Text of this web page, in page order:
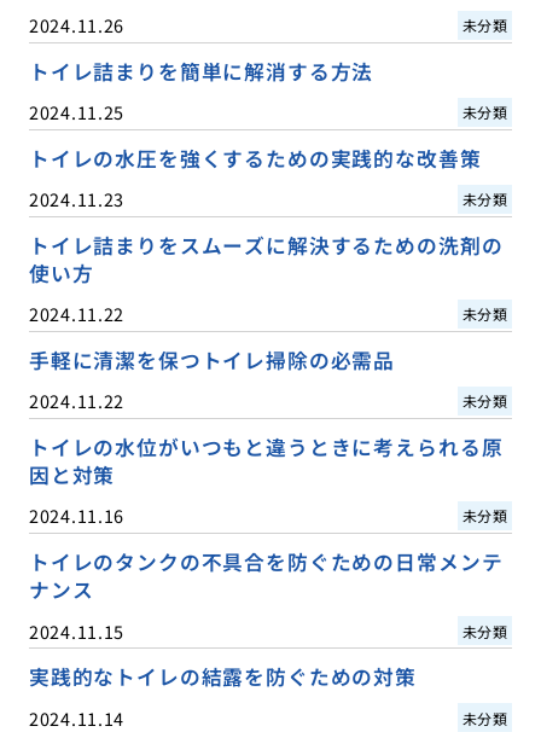
2024.11.26 未分類
トイレ詰まりを簡単に解消する方法
2024.11.25 未分類
トイレの水圧を強くするための実践的な改善策
2024.11.23 未分類
トイレ詰まりをスムーズに解決するための洗剤の
使い方
2024.11.22 未分類
手軽に清潔を保つトイレ掃除の必需品
2024.11.22 未分類
トイレの水位がいつもと違うときに考えられる原
因と対策
2024.11.16 未分類
トイレのタンクの不具合を防ぐための日常メンテ
ナンス
2024.11.15 未分類
実践的なトイレの結露を防ぐための対策
2024.11.14 未分類